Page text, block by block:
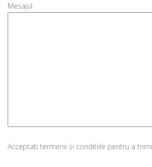
Mesajul
Acceptati termenii si conditiile pentru a